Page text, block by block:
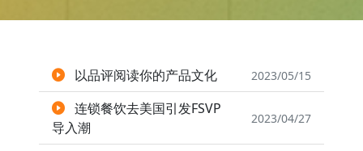
以品评阅读你的产品文化 2023/05/15
连锁餐饮去美国引发FSVP
导入潮
2023/04/27